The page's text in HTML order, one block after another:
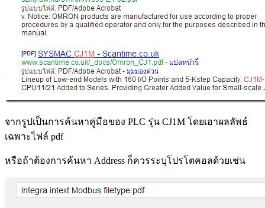
จากรูปเป็นการค้นหาคู่มือของ PLC รุ่น CJ1M โดยเอาผลลัพธ์
เฉพาะไฟล์ pdf
หรือถ้าต้องการค้นหา Address ก็ควรระบุโปรโตคอลด้วยเช่น